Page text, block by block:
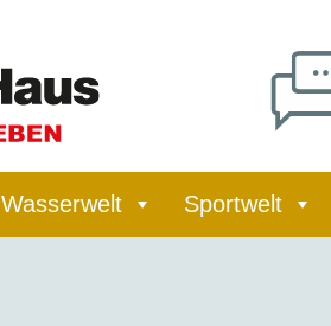
Wasserwelt Sportwelt